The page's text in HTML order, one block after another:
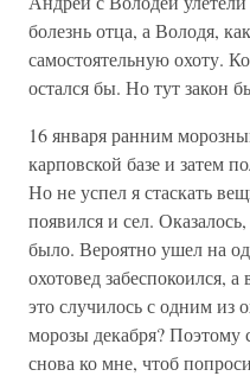
болезнь отца, а Володя,
самостоятельную охоту.
остался бы. Но тут закон
16 января ранним
карповской базе и затем
Но не успел я стаскать
появился и сел.
было. Вероятно ушел на
охотовед забеспокоился,
это случилось с одним из
морозы декабря? Поэтому
снова ко мне, чтоб